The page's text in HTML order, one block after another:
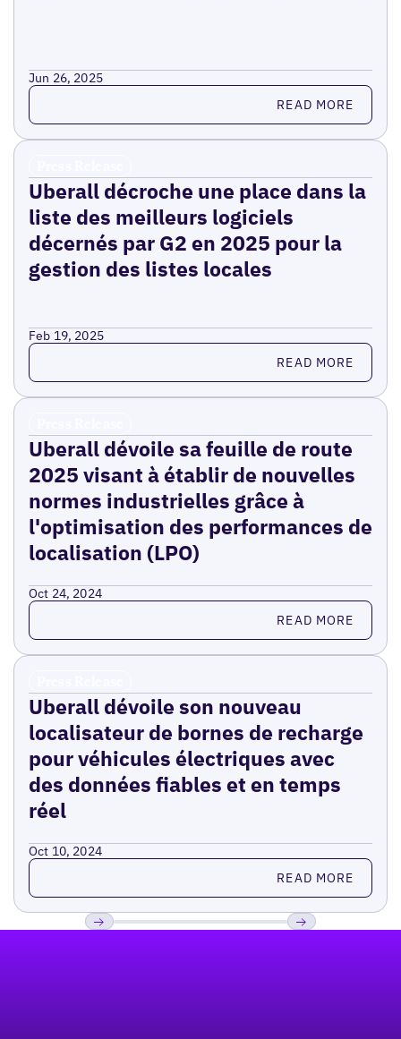
Jun 26, 2025
Read more READ MORE
Uberall décroche une place dans la
liste des meilleurs logiciels
décernés par G2 en 2025 pour la
gestion des listes locales
Feb 19, 2025
Read more READ MORE
Uberall dévoile sa feuille de route
2025 visant à établir de nouvelles
normes industrielles grâce à
l'optimisation des performances de
localisation (LPO)
Oct 24, 2024
Read more READ MORE
Uberall dévoile son nouveau
localisateur de bornes de recharge
pour véhicules électriques avec
des données fiables et en temps
réel
Oct 10, 2024
Read more READ MORE